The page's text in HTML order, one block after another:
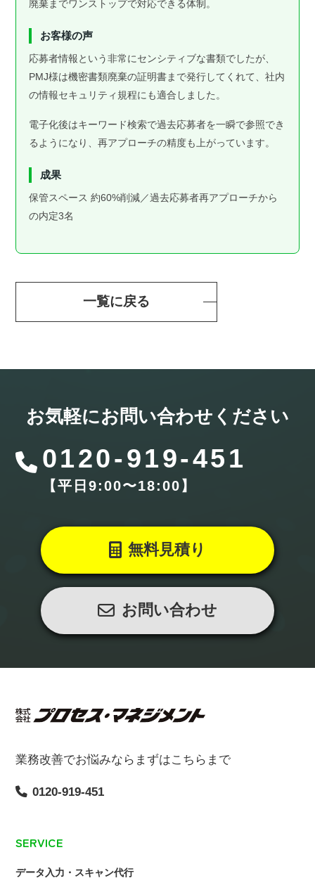
廃棄までワンストップで対応できる体制。
お客様の声
応募者情報という非常にセンシティブな書類でしたが、
PMJ様は機密書類廃棄の証明書まで発行してくれて、社内
の情報セキュリティ規程にも適合しました。
電子化後はキーワード検索で過去応募者を一瞬で参照でき
るようになり、再アプローチの精度も上がっています。
成果
保管スペース 約60%削減／過去応募者再アプローチから
の内定3名
一覧に戻る
お気軽にお問い合わせください
0120-919-451
【平⽇9:00〜18:00】
無料見積り
お問い合わせ
業務改善でお悩みならまずはこちらまで
0120-919-451
SERVICE
データ入力・スキャン代行